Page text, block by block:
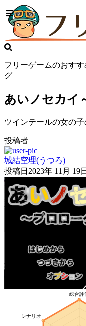
フリーゲームのおす
グ
あいノセカイ
ツインテールの女の子
投稿者
城結空理(うつろ)
投稿日 2023年 11月 19日